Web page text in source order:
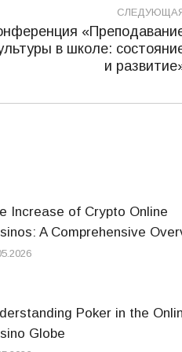
в школе:
и
Increase of Crypto Online
A Comprehensive
Poker in the
Globe